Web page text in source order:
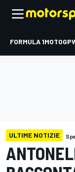
FORMULA 1MOTOGP
ULTIME NOTIZIE